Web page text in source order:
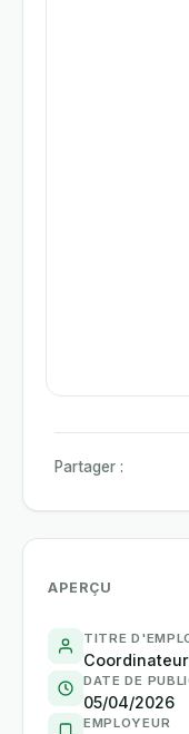
Partager :
APERÇU
TITRE
DATE DE
05/04/2026
EMPLOYEUR